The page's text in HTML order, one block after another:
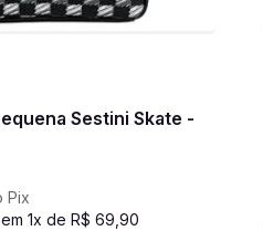
Sestini Skate -
Pix
em1x de R$ 69,90